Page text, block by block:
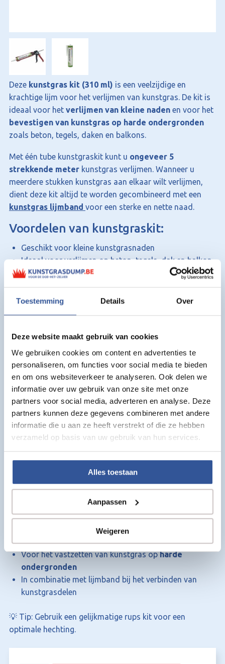
Toestemming Details Over
Deze website maakt gebruik van cookies
We gebruiken cookies om content en advertenties te
personaliseren, om functies voor social media te bieden
en om ons websiteverkeer te analyseren. Ook delen we
informatie over uw gebruik van onze site met onze
partners voor social media, adverteren en analyse. Deze
partners kunnen deze gegevens combineren met andere
informatie die u aan ze heeft verstrekt of die ze hebben
verzameld op basis van uw gebruik van hun services.
Alles toestaan
Aanpassen
Weigeren
Deze kunstgras kit (310 ml) is een veelzijdige en
krachtige lijm voor het verlijmen van kunstgras. De kit is
ideaal voor het verlijmen van kleine naden en voor het
bevestigen van kunstgras op harde ondergronden
zoals beton, tegels, daken en balkons.
Met één tube kunstgraskit kunt u ongeveer 5
strekkende meter kunstgras verlijmen. Wanneer u
meerdere stukken kunstgras aan elkaar wilt verlijmen,
dient deze kit altijd te worden gecombineerd met een
kunstgras lijmband voor een sterke en nette naad.
Voordelen van kunstgraskit:
Geschikt voor kleine kunstgrasnaden
Ideaal voor verlijmen op beton, tegels, dak en balkon
Sterke en duurzame hechting
Eenvoudig aan te brengen met een kitpistool
Productspecificaties:
Type:Kunstgras kit
Verbruik:± 5 strekkende meter per tube
Toepassing: Kunstgras verlijmen
Ondergronden: beton, tegels, daken, balkon en
andere harde ondergronden
⚠️Let op:
Voor het verlijmen van naden is altijdlijmband
nodig
Niet geschikt als enige oplossing voor grote naden
Advies & gebruik
Wanneer gebruik je kunstgras kit?
Voor het verlijmen vankleine naden
Voor het vastzetten van kunstgras opharde
ondergronden
In combinatie met lijmband bij het verbinden van
kunstgrasdelen
💡 Tip: Gebruik een gelijkmatige rups kit voor een
optimale hechting.